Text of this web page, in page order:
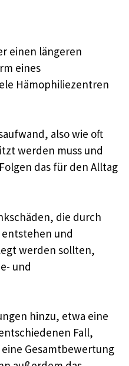
einen längeren
eines
Hämophiliezentren
also wie oft
werden muss und
das für den Alltag
die durch
und
werden sollten,
und
hinzu, etwa eine
Fall,
Gesamtbewertung